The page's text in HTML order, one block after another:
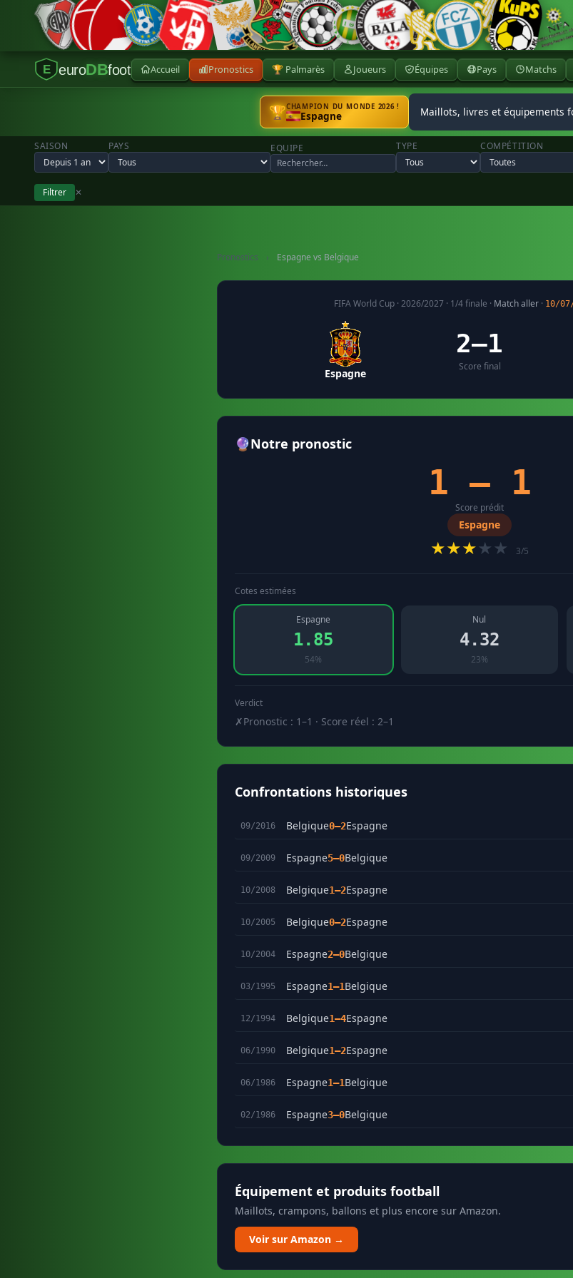
E euroDBfoot Accueil Pronostics 🏆 Palmarès Joueurs Équipes Pays Matchs
🏆CHAMPION DU MONDE 2026 !
Espagne Maillots, livres et équipements
SAISON PAYS EQUIPE TYPE COMPÉTITION
Filtrer ✕
Pronostics › Espagne vs Belgique
FIFA World Cup · 2026/2027 · 1/4 finale · Match aller · 10/
Espagne
2–1
Score final
🔮Notre pronostic
1 – 1
Score prédit
Espagne
★★★★★ 3/5
Cotes estimées
Espagne
1.85
54%
Nul
4.32
23%
Verdict
✗Pronostic : 1–1 · Score réel : 2–1
Confrontations historiques
09/2016 Belgique0–2Espagne
09/2009 Espagne5–0Belgique
10/2008 Belgique1–2Espagne
10/2005 Belgique0–2Espagne
10/2004 Espagne2–0Belgique
03/1995 Espagne1–1Belgique
12/1994 Belgique1–4Espagne
06/1990 Belgique1–2Espagne
06/1986 Espagne1–1Belgique
02/1986 Espagne3–0Belgique
Équipement et produits football
Maillots, crampons, ballons et plus encore sur Amazon.
Voir sur Amazon →